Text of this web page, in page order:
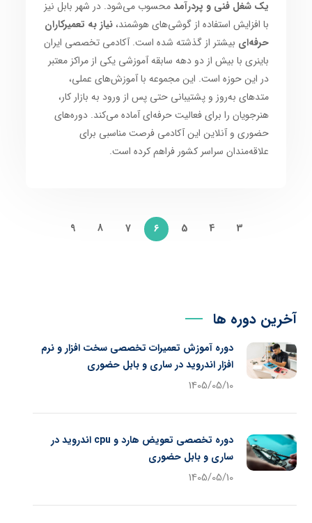
یک شغل فنی و پردرآمدمحسوب می‌شود. در شهر بابل نیز
با افزایش استفاده از گوشی‌های هوشمند،نیاز به تعمیرکاران
حرفه‌ای بیشتر از گذشته شده است. آکادمی تخصصی ایران
باینری با بیش از دو دهه سابقه آموزشی یکی از مراکز معتبر
در این حوزه است. این مجموعه با آموزش‌های عملی،
متدهای به‌روز و پشتیبانی حتی پس از ورود به بازار کار،
هنرجویان را برای فعالیت حرفه‌ای آماده می‌کند. دوره‌های
حضوری و آنلاین این آکادمی فرصت مناسبی برای
علاقه‌مندان سراسر کشور فراهم کرده است.
3
4
5
6
7
8
9
آخرین دوره ها
دوره آموزش تعمیرات تخصصی سخت افزار و نرم
افزار اندروید در ساری و بابل حضوری
1405/05/10
دوره تخصصی تعویض هارد و cpu اندروید در
ساری و بابل حضوری
1405/05/10